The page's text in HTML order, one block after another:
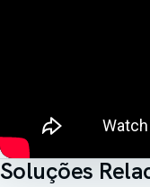
Soluções